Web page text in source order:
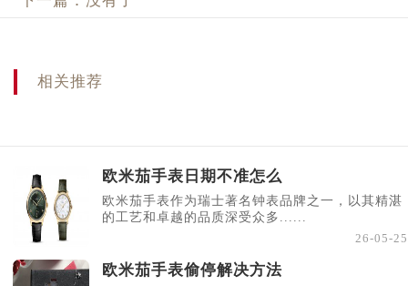
相关推荐
欧米茄手表日期不准怎么
欧米茄手表作为瑞士著名钟表品牌之一，以其精湛
的工艺和卓越的品质深受众多......
26-05-25
欧米茄手表偷停解决方法